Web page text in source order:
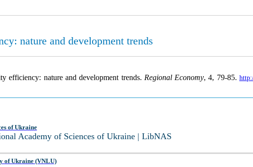
nature and development trends
efficiency: nature and development trends. Regional Economy, 4, 79-85.
of Ukraine
Academy of Sciences of Ukraine | LibNAS
of Ukraine (VNLU)